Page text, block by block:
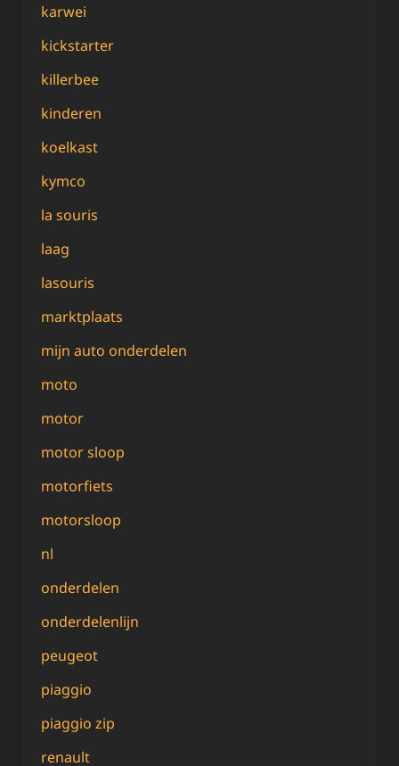
karwei
kickstarter
killerbee
kinderen
koelkast
kymco
la souris
laag
lasouris
marktplaats
mijn auto onderdelen
moto
motor
motor sloop
motorfiets
motorsloop
nl
onderdelen
onderdelenlijn
peugeot
piaggio
piaggio zip
renault